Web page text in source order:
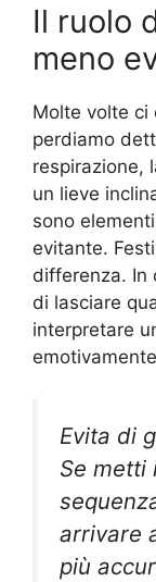
Il ruolo
meno
Molte volte ci
perdiamo
respirazione,
un lieve
sono
evitante.
differenza. In
di lasciare
interpretare
Evita di
Se metti
arrivare
più